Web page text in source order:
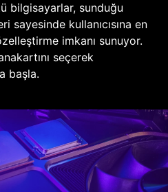
bilgisayarlar, sunduğu
sayesinde kullanıcısına en
imkanı sunuyor.
seçerek
başla.